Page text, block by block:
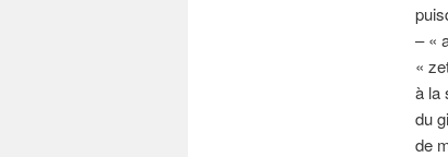
– «
«
à la
du
de